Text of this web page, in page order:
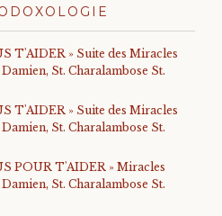
T'AIDER » Suite des Miracles
St. Charalambose St.
T'AIDER » Suite des Miracles
St. Charalambose St.
POUR T'AIDER » Miracles
St. Charalambose St.